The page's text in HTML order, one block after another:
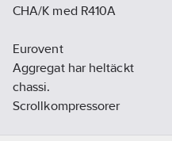
CHA/K med R410A
Eurovent
Aggregat har heltäckt
chassi.
Scrollkompressorer